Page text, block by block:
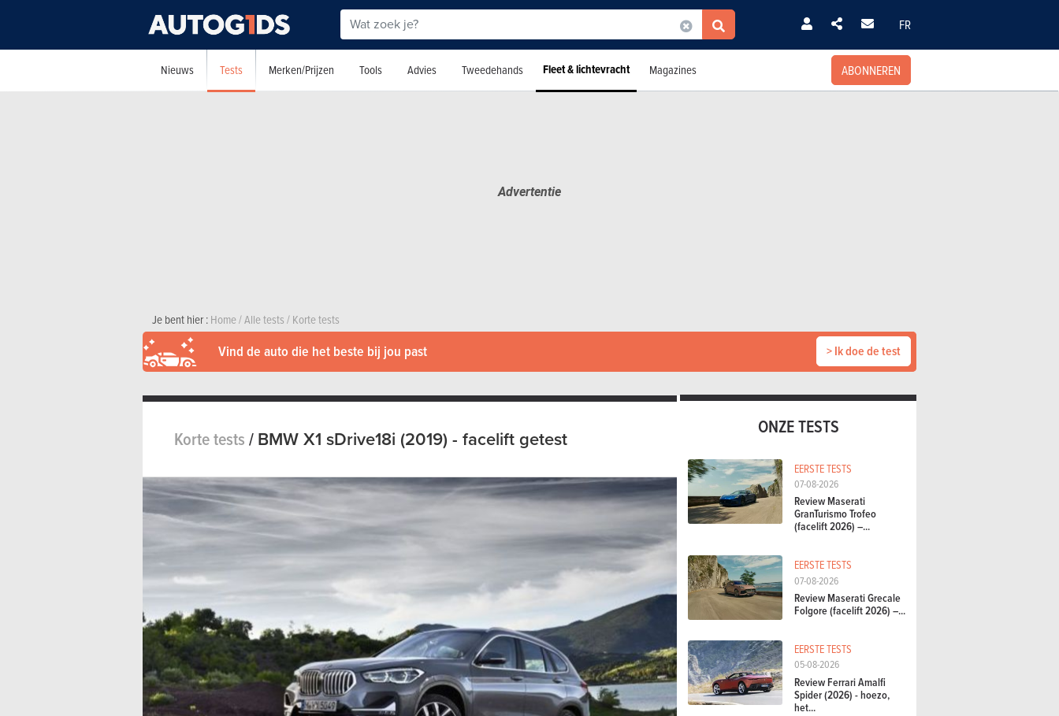
FR
Nieuws Tests Merken/Prijzen Tools Advies Tweedehands Fleet & lichtevracht Magazines ABONNEREN
Je bent hier :Home/Alle tests/Korte tests
Vind de auto die het beste bij jou past > Ik doe de test
Korte tests/BMW X1 sDrive18i (2019) - facelift getest ONZE TESTS
EERSTE TESTS
07-08-2026
Review Maserati
GranTurismo Trofeo
(facelift 2026) –...
EERSTE TESTS
07-08-2026
Review Maserati Grecale
Folgore (facelift 2026) –...
EERSTE TESTS
05-08-2026
Review Ferrari Amalfi
Spider (2026) - hoezo,
het...